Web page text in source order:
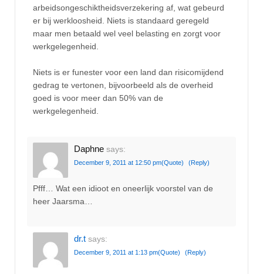
arbeidsongeschiktheidsverzekering af, wat gebeurd
er bij werkloosheid. Niets is standaard geregeld
maar men betaald wel veel belasting en zorgt voor
werkgelegenheid.
Niets is er funester voor een land dan risicomijdend
gedrag te vertonen, bijvoorbeeld als de overheid
goed is voor meer dan 50% van de
werkgelegenheid.
Daphne says:
December 9, 2011 at 12:50 pm(Quote) (Reply)
Pfff… Wat een idioot en oneerlijk voorstel van de
heer Jaarsma…
dr.t says:
December 9, 2011 at 1:13 pm(Quote) (Reply)